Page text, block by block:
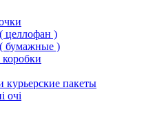
целлофан )
бумажные )
коробки
курьерские пакеты
очі